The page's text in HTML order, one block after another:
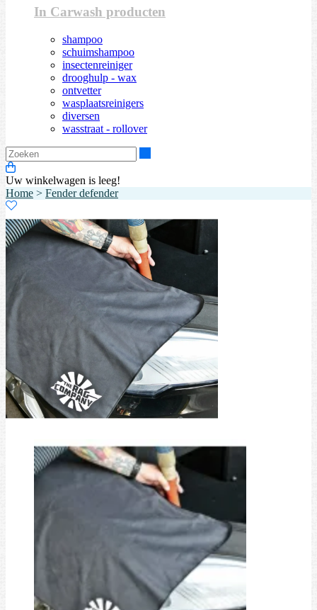
In Carwash producten
shampoo
schuimshampoo
insectenreiniger
drooghulp - wax
ontvetter
wasplaatsreinigers
diversen
wasstraat - rollover
Uw winkelwagen is leeg!
Home > Fender defender